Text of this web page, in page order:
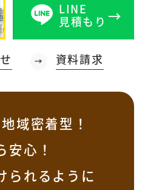
LINE
見積もり
資料請求
域密着型！
安心！
られるように